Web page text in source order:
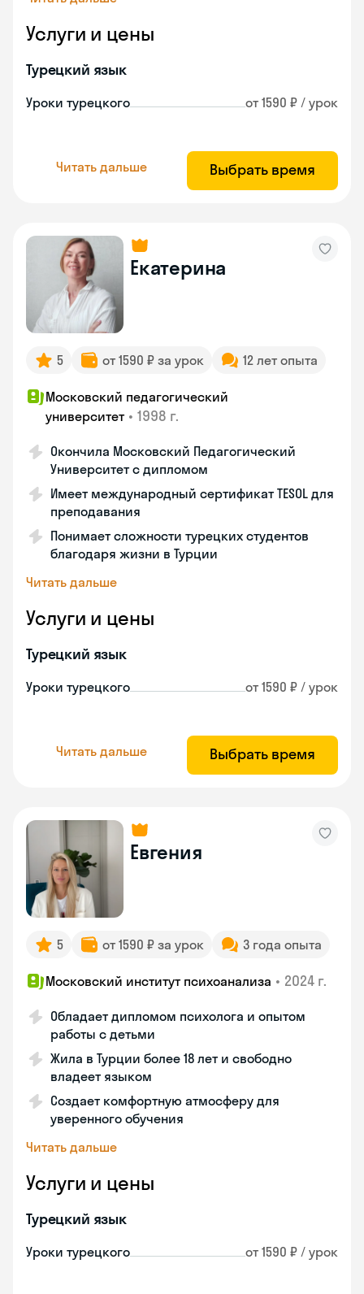
Услуги и цены
Турецкий язык
Уроки турецкого от 1590 ₽ / урок
Читать дальше Выбрать время
Екатерина
5 от 1590 ₽ за урок 12 лет опыта
Московский педагогический
университет • 1998 г.
Окончила Московский Педагогический
Университет с дипломом
Имеет международный сертификат TESOL для
преподавания
Понимает сложности турецких студентов
благодаря жизни в Турции
Читать дальше
Услуги и цены
Турецкий язык
Уроки турецкого от 1590 ₽ / урок
Читать дальше Выбрать время
Евгения
5 от 1590 ₽ за урок 3 года опыта
Московский институт психоанализа • 2024 г.
Обладает дипломом психолога и опытом
работы с детьми
Жила в Турции более 18 лет и свободно
владеет языком
Создает комфортную атмосферу для
уверенного обучения
Читать дальше
Услуги и цены
Турецкий язык
Уроки турецкого от 1590 ₽ / урок